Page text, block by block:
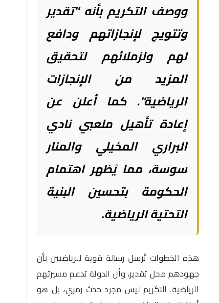
ووصف التكريم بأنه "تقدير
وتتويج لإنجازاتهم ودافع
لهم ولزملائهم لتحقيق
المزيد من الإنجازات
الرياضية". كما أعلن عن
إعادة تأهيل ملعبي نادي
البراري المخيلي والمنار
سوسة، مما يُظهر اهتمام
الحكومة بتحسين البنية
التحتية الرياضية.
هذه الخطوات تُرسل رسالة قوية للرياضيين بأن
جهودهم محل تقدير، وأن الدولة تدعم مسيرتهم
الرياضية. التكريم ليس مجرد حدث رمزي، بل هو